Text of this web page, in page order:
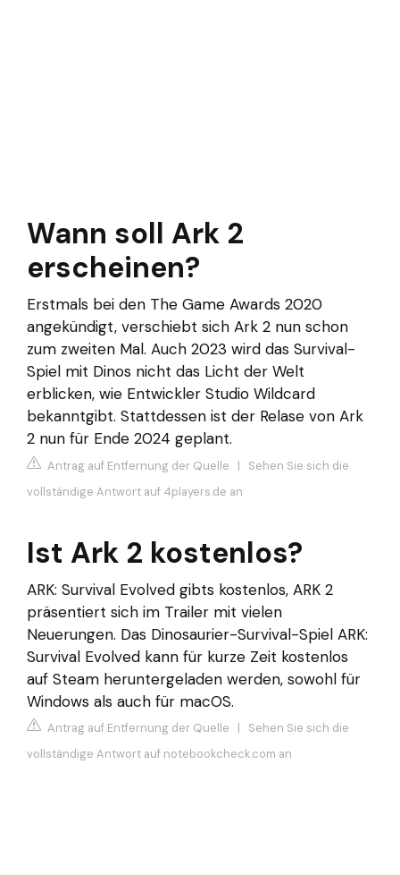
Wann soll Ark 2
erscheinen?
Erstmals bei den The Game Awards 2020
angekündigt, verschiebt sich Ark 2 nun schon
zum zweiten Mal. Auch 2023 wird das Survival-
Spiel mit Dinos nicht das Licht der Welt
erblicken, wie Entwickler Studio Wildcard
bekanntgibt. Stattdessen ist der Relase von Ark
2 nun für Ende 2024 geplant.
Antrag auf Entfernung der Quelle | Sehen Sie sich die
vollständige Antwort auf 4players.de an
Ist Ark 2 kostenlos?
ARK: Survival Evolved gibts kostenlos, ARK 2
präsentiert sich im Trailer mit vielen
Neuerungen. Das Dinosaurier-Survival-Spiel ARK:
Survival Evolved kann für kurze Zeit kostenlos
auf Steam heruntergeladen werden, sowohl für
Windows als auch für macOS.
Antrag auf Entfernung der Quelle | Sehen Sie sich die
vollständige Antwort auf notebookcheck.com an